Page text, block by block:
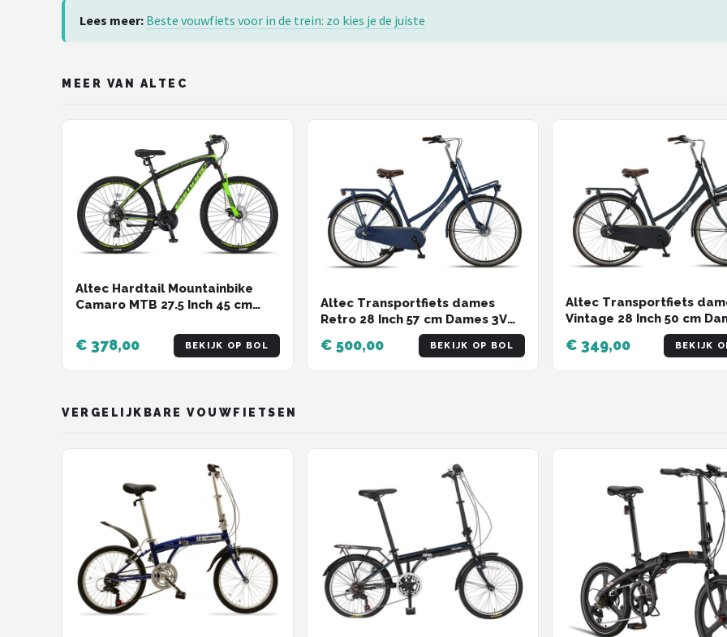
Lees meer: Beste vouwfiets voor in de trein: zo kies je de juiste
MEER VAN ALTEC
Altec Hardtail Mountainbike
Camaro MTB 27.5 Inch 45 cm
schijfrem Zwart/Groen
€ 378,00 BEKIJK OP BOL
Altec Transportfiets dames
Retro 28 Inch 57 cm Dames 3V
Rollerbrake Donkerblauw
€ 500,00 BEKIJK OP BOL
Altec Transportfiets
Vintage 28 Inch 50 cm
Terugtraprem
€ 349,00 BEKIJK
VERGELIJKBARE VOUWFIETSEN